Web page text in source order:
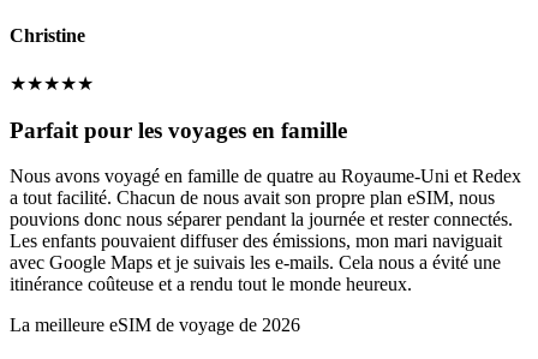
Christine
★★★★★
Parfait pour les voyages en famille
Nous avons voyagé en famille de quatre au Royaume-Uni et Redex
a tout facilité. Chacun de nous avait son propre plan eSIM, nous
pouvions donc nous séparer pendant la journée et rester connectés.
Les enfants pouvaient diffuser des émissions, mon mari naviguait
avec Google Maps et je suivais les e-mails. Cela nous a évité une
itinérance coûteuse et a rendu tout le monde heureux.
La meilleure eSIM de voyage de 2026